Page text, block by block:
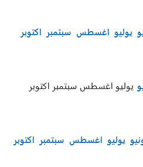
يوليو اغسطس سبتمبر اكتوبر
يوليو اغسطس سبتمبر اكتوبر
يوليو اغسطس سبتمبر اكتوبر